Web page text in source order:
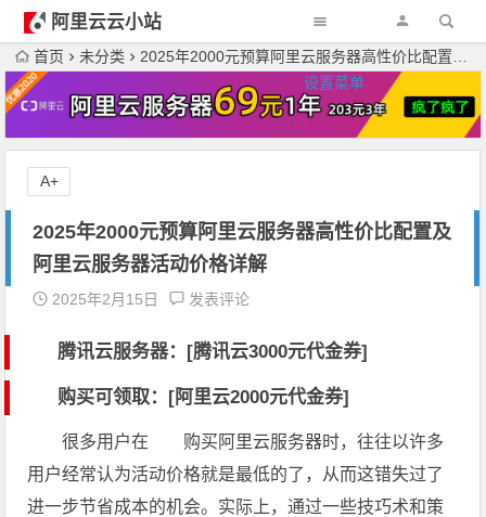
阿里云云小站
设置菜单
首页 未分类 2025年2000元预算阿里云服务器高性价比配置及阿里云服务器活动价格详解
2025年2000元预算阿里云服务器高性价比配置及
阿里云服务器活动价格详解
2025年2月15日 发表评论
腾讯云服务器：[腾讯云3000元代金券]
购买可领取：[阿里云2000元代金券]
很多用户在 购买阿里云服务器时，往往以许多
用户经常认为活动价格就是最低的了，从而这错失过了
进一步节省成本的机会。实际上，通过一些技巧术和策
A+